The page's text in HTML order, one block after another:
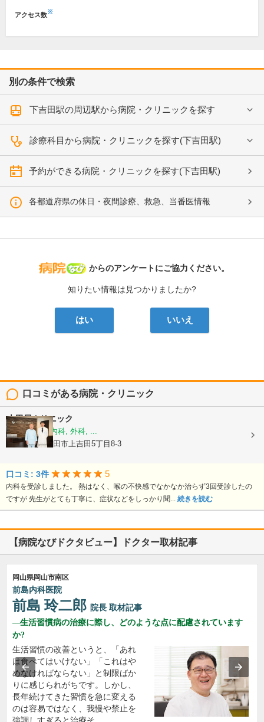
アクセス数※
別の条件で検索
下吉田駅の周辺駅から病院・クリニックを探す
診療科目から病院・クリニックを探す(下吉田駅)
予約ができる病院・クリニックを探す(下吉田駅)
各都道府県の休日・夜間診療、救急、当番医情報
病院なび
からのアンケートにご協力ください。
知りたい情報は見つかりましたか?
はい いいえ
口コミがある病院・クリニック
大田屋クリニック
内科, 循環器内科, 外科, ...
山梨県富士吉田市上吉田5丁目8-3
口コミ: 3件 5
内科を受診しました。 熱はなく、喉の不快感でなかなか治らず3回受診したの
ですが 先生がとても丁寧に、症状などをしっかり聞... 続きを読む
【病院なびドクタビュー】ドクター取材記事
岡山県岡山市南区
前島内科医院
前島 玲二郎 院長 取材記事
生活習慣病の治療に際し、どのような点に配慮されています
か?
生活習慣の改善というと、「あれ
は食べてはいけない」「これはや
めなければならない」と制限ばか
りに感じられがちです。しかし、
長年続けてきた習慣を急に変える
のは容易ではなく、我慢や禁止を